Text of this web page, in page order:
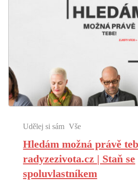
Udělej si sám Vše
Hledám možná právě
radyzezivota.cz | Staň se
spoluvlastníkem